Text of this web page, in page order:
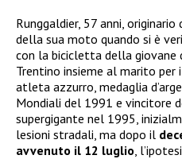
Runggaldier, 57 anni,
della sua moto quando si è
con la bicicletta della giovane
Trentino insieme al marito per
atleta azzurro, medaglia
Mondiali del 1991 e vincitore
supergigante nel 1995,
lesioni stradali, ma dopo il
avvenuto il 12 luglio ,